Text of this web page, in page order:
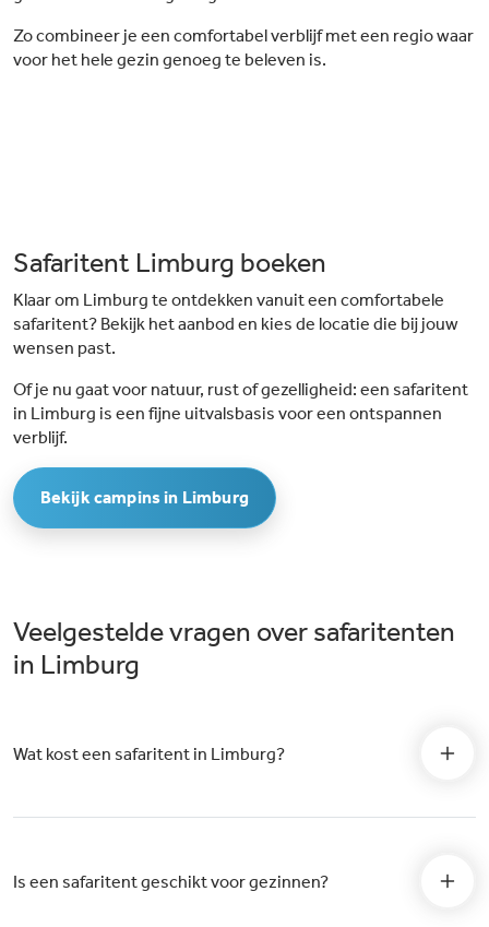
Zo combineer je een comfortabel verblijf met een regio waar
voor het hele gezin genoeg te beleven is.
Safaritent Limburg boeken
Klaar om Limburg te ontdekken vanuit een comfortabele
safaritent? Bekijk het aanbod en kies de locatie die bij jouw
wensen past.
Of je nu gaat voor natuur, rust of gezelligheid: een safaritent
in Limburg is een fijne uitvalsbasis voor een ontspannen
verblijf.
Bekijk campins in Limburg
Veelgestelde vragen over safaritenten
in Limburg
Wat kost een safaritent in Limburg?
Is een safaritent geschikt voor gezinnen?